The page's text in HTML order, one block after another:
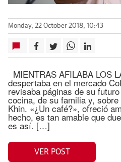
Monday, 22 October 2018, 10:43
MIENTRAS AFILABA LOS
despertaba en el mercado
revisaba páginas de su
cocina, de su familia y,
Khin. «¿Un café?», ofreció
hecho, es tan amable que
es así. […]
VER POST